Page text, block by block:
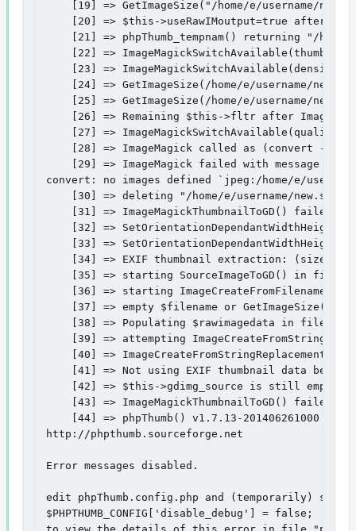
[19] => GetImageSize("/home/e/username/
[20] => $this->useRawIMoutput=true after
[21] => phpThumb_tempnam() returning "/
[22] =>
[23] => ImageMagickSwitchAvailable(density)
[24] => GetImageSize(/home/e/username/
[25] => GetImageSize(/home/e/username/
[26] => Remaining $this->fltr after
[27] =>
[28] => ImageMagick called as (convert -
[29] => ImageMagick failed with message
convert: no images defined `jpeg:/home/e/
[30] => deleting "/home/e/username/
[31] => ImageMagickThumbnailToGD() failed
[32] =>
[33] =>
[34] => EXIF thumbnail extraction: (size=0;
[35] => starting SourceImageToGD() in file
[36] => starting ImageCreateFromFilename(/
[37] => empty $filename or GetImageSize(/
[38] => Populating $rawimagedata in file
[39] => attempting
[40] => ImageCreateFromStringReplacement()
[41] => Not using EXIF thumbnail data
[42] => $this->gdimg_source is still empty
[43] => ImageMagickThumbnailToGD() failed
    [44] => phpThumb() v1.7.13-201406261000
http://phpthumb.sourceforge.net
Error messages disabled.
edit phpThumb.config.php and (temporarily) set
$PHPTHUMB_CONFIG['disable_debug'] = false;